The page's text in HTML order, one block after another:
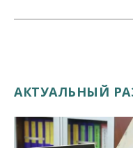
АКТУАЛЬНЫЙ